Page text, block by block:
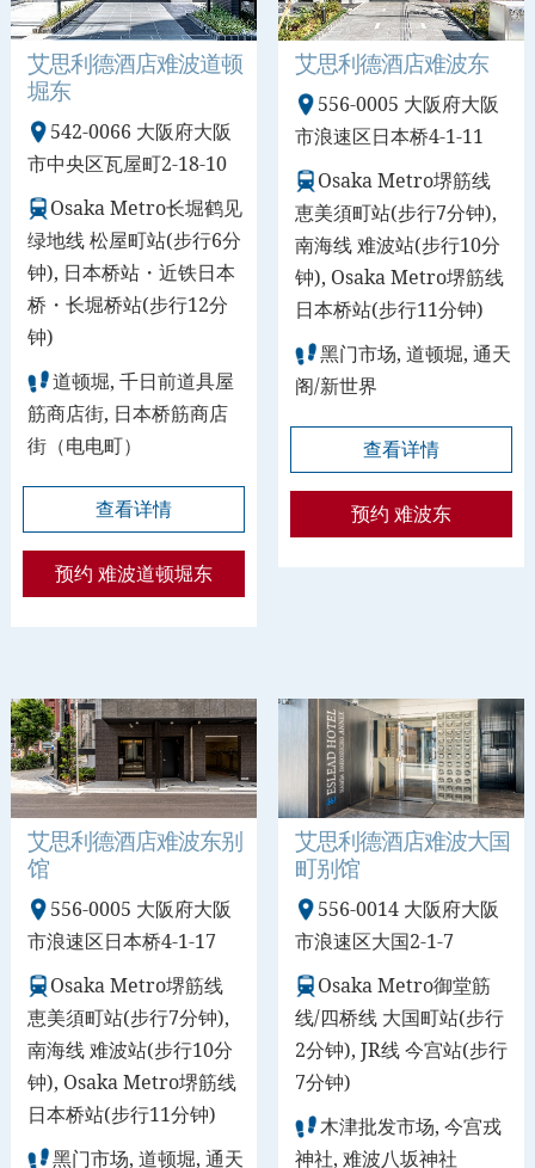
艾思利德酒店难波道顿
堀东
542-0066 大阪府大阪
市中央区瓦屋町2-18-10
Osaka Metro长堀鹤见
绿地线 松屋町站(步行6分
钟), 日本桥站・近铁日本
桥・长堀桥站(步行12分
钟)
道顿堀, 千日前道具屋
筋商店街, 日本桥筋商店
街（电电町）
查看详情
预约 难波道顿堀东
艾思利德酒店难波东
556-0005 大阪府大阪
市浪速区日本桥4-1-11
Osaka Metro堺筋线
恵美須町站(步行7分钟),
南海线 难波站(步行10分
钟), Osaka Metro堺筋线
日本桥站(步行11分钟)
黑门市场, 道顿堀, 通天
阁/新世界
查看详情
预约 难波东
艾思利德酒店难波东别
馆
556-0005 大阪府大阪
市浪速区日本桥4-1-17
Osaka Metro堺筋线
恵美須町站(步行7分钟),
南海线 难波站(步行10分
钟), Osaka Metro堺筋线
日本桥站(步行11分钟)
黑门市场, 道顿堀, 通天
艾思利德酒店难波大国
町别馆
556-0014 大阪府大阪
市浪速区大国2-1-7
Osaka Metro御堂筋
线/四桥线 大国町站(步行
2分钟), JR线 今宫站(步行
7分钟)
木津批发市场, 今宫戎
神社, 难波八坂神社